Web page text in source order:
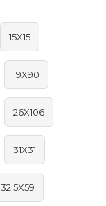
15X15
19X90
26X106
31X31
32.5X59